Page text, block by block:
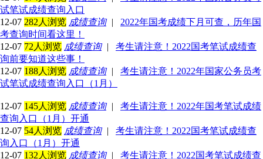
试笔试成绩查询入口
12-07 282人浏览 成绩查询|
2022年国考成绩下月可查，历年国
考查询时间看这里！
12-07 72人浏览 成绩查询|
考生请注意！2022国考笔试成绩查
询前要知道这些事！
12-07 188人浏览 成绩查询|
考生请注意！2022年国家公务员考
试笔试成绩查询入口（1月）
12-07 145人浏览 成绩查询|
考生请注意！2022年国考笔试成绩
查询入口（1月）开通
12-07 54人浏览 成绩查询|
考生请注意！2022国考笔试成绩查
询入口（1月）开通
12-07 132人浏览 成绩查询|
考生请注意！2022国考笔试成绩查